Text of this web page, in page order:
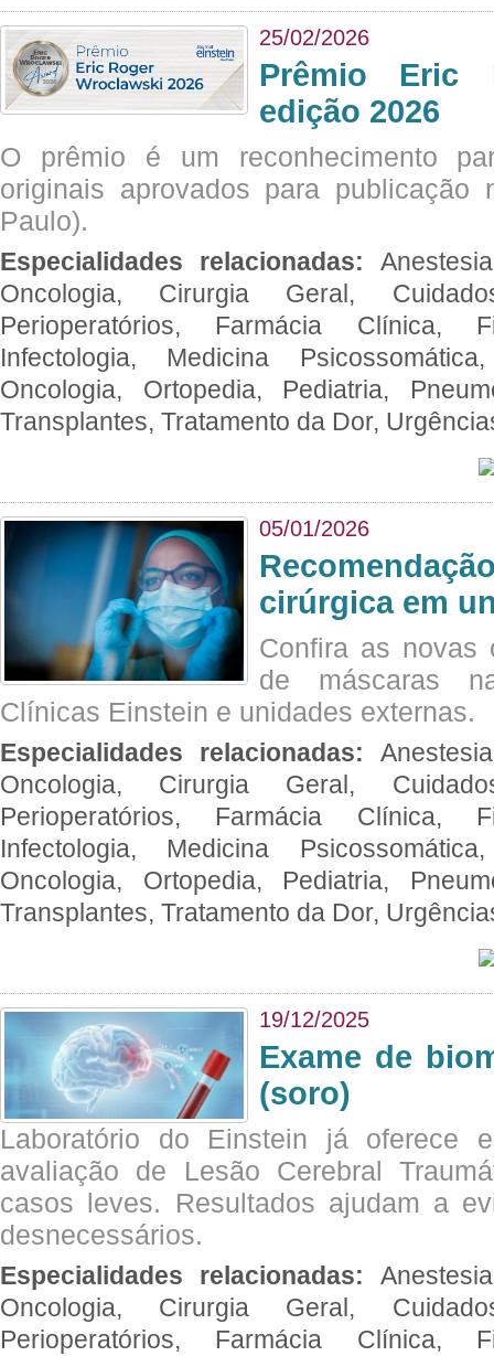
25/02/2026
Prêmio Eric
edição 2026
O prêmio é um reconhecimento
originais aprovados para publicação
Paulo).
Especialidades relacionadas:
Oncologia, Cirurgia Geral,
Perioperatórios, Farmácia Clínica,
Infectologia, Medicina
Oncologia, Ortopedia, Pediatria,
Transplantes, Tratamento da Dor,
05/01/2026
cirúrgica em
Confira as novas
de máscaras
Clínicas Einstein e unidades externas.
Especialidades relacionadas:
Oncologia, Cirurgia Geral,
Perioperatórios, Farmácia Clínica,
Infectologia, Medicina
Oncologia, Ortopedia, Pediatria,
Transplantes, Tratamento da Dor,
19/12/2025
Exame de
(soro)
Laboratório do Einstein já oferece
avaliação de Lesão Cerebral
casos leves. Resultados ajudam a
desnecessários.
Especialidades relacionadas:
Oncologia, Cirurgia Geral,
Perioperatórios, Farmácia Clínica,